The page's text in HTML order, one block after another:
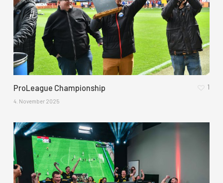
ProLeague Championship
4. November 2025
1